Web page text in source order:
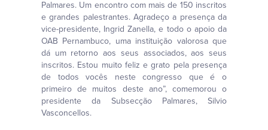
Palmares. Um encontro com mais de 150 inscritos
e grandes palestrantes. Agradeço a presença da
vice-presidente, Ingrid Zanella, e todo o apoio da
OAB Pernambuco, uma instituição valorosa que
dá um retorno aos seus associados, aos seus
inscritos. Estou muito feliz e grato pela presença
de todos vocês neste congresso que é o
primeiro de muitos deste ano”, comemorou o
presidente da Subsecção Palmares, Silvio
Vasconcellos.